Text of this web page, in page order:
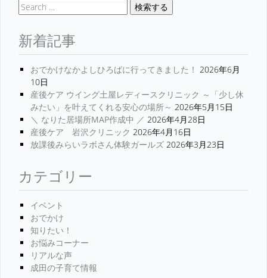
検索する
新着記事
おでかけなかよしひろばに行ってきました！ 2026年6月
10日
産後ケア ウイング土屋レディースクリニック ～「少し休
みたい」を叶えてくれる安心の場所～ 2026年5月15日
＼ なりた居場所MAP作成中 ／ 2026年4月28日
産後ケア 岩沢クリニック 2026年4月16日
放課後みらいラボさん体験ガールズ 2026年3月23日
カテゴリー
イベント
おでかけ
知りたい！
お悩みコーナー
リアルな声
成田の子育て情報